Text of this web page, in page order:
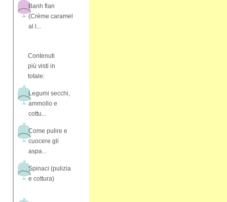
Banh flan
(Crème caramel
al l...
Contenuti
più visti in
totale:
Legumi secchi,
ammollo e
cottu...
Come pulire e
cuocere gli
aspa...
Spinaci (pulizia
e cottura)